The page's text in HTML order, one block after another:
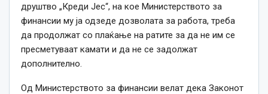
друштво „Креди Јес“, на кое Министерството за
финансии му ја одзеде дозволата за работа, треба
да продолжат со плаќање на ратите за да не им се
пресметуваат камати и да не се задолжат
дополнително.
Од Министерството за финансии велат дека Законот